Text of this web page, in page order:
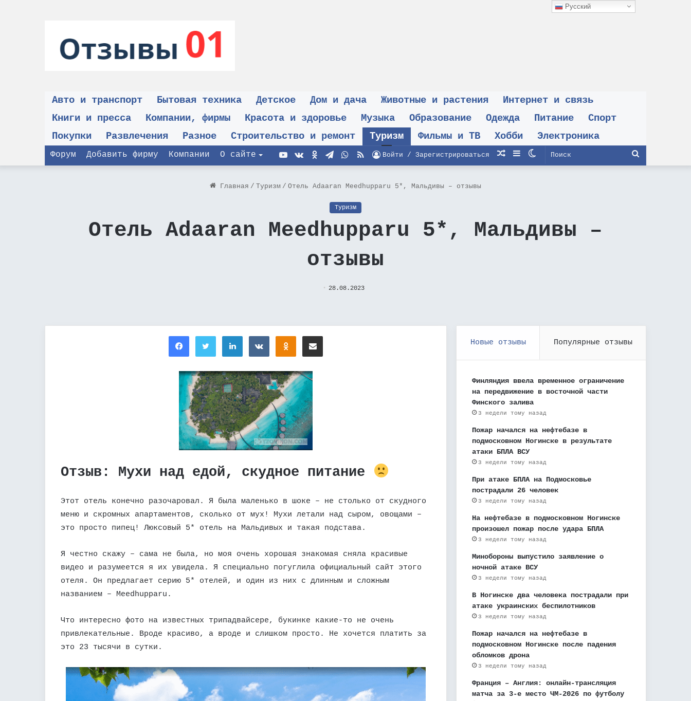
Авто и транспорт Бытовая техника Детское Дом и дача Животные и растения
Интернет и связь
Книги и пресса
Компании, фирмы Красота и здоровье Музыка Образование Одежда Питание
Спорт
Покупки
Развлечения Разное Строительство и ремонт Туризм Фильмы и ТВ Хобби Электроника
Форум Добавить фирму Компании О сайте Поиск
Switch
Sidebar
Случайная
Войти / Зарегистрироваться
RSS
WhatsApp
Telegram
Одноклассники
vk.com
YouTube
Главная / Туризм / Отель Adaaran Meedhupparu 5*, Мальдивы – отзывы
Туризм
Отель Adaaran Meedhupparu 5*, Мальдивы –
отзывы
28.08.2023
FacebookTwitterLinkedInВконтактеОдноклассники
Поделиться через электронную почту
Отзыв: Мухи над едой, скудное питание
Этот отель конечно разочаровал. Я была маленько в шоке – не столько от скудного
меню и скромных апартаментов, сколько от мух! Мухи летали над сыром, овощами –
это просто пипец! Люксовый 5* отель на Мальдивых и такая подстава.
Я честно скажу – сама не была, но моя очень хорошая знакомая сняла красивые
видео и разумеется я их увидела. Я специально погуглила официальный сайт этого
отеля. Он предлагает серию 5* отелей, и один из них с длинным и сложным
названием – Meedhupparu.
Что интересно фото на известных трипадвайсере, букинке какие-то не очень
привлекательные. Вроде красиво, а вроде и слишком просто. Не хочется платить за
это 23 тысячи в сутки.
Новые отзывы Популярные отзывы
Финляндия ввела временное ограничение
на передвижение в восточной части
Финского залива
3 недели тому назад
Пожар начался на нефтебазе в
подмосковном Ногинске в результате
атаки БПЛА ВСУ
3 недели тому назад
При атаке БПЛА на Подмосковье
пострадали 26 человек
3 недели тому назад
На нефтебазе в подмосковном Ногинске
произошел пожар после удара БПЛА
3 недели тому назад
Минобороны выпустило заявление о
ночной атаке ВСУ
3 недели тому назад
В Ногинске два человека пострадали при
атаке украинских беспилотников
3 недели тому назад
Пожар начался на нефтебазе в
подмосковном Ногинске после падения
обломков дрона
3 недели тому назад
Франция – Англия: онлайн-трансляция
матча за 3-е место ЧМ-2026 по футболу
Русский